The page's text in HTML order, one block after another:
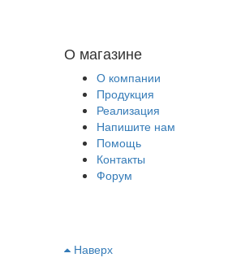
О магазине
О компании
Продукция
Реализация
Напишите нам
Помощь
Контакты
Форум
Наверх